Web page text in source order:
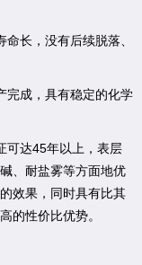
长，没有后续脱落、
完成，具有稳定的化学
可达45年以上，表层
、耐盐雾等方面地优
效果，同时具有比其
的性价比优势。